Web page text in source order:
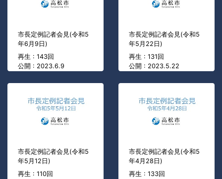
市長定例記者会見(令和5
年6月9日)
再生 : 143回
公開 : 2023.6.9
市長定例記者会見(令和5
年5月22日)
再生 : 131回
公開 : 2023.5.22
市長定例記者会見(令和5
年5月12日)
再生 : 110回
市長定例記者会見(令和5
年4月28日)
再生 : 133回